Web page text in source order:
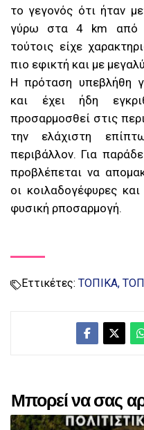
το γεγονός ότι ήταν
γύρω στα 4 km από
τούτοις είχε
πιο εφικτή και με
Η πρόταση υπεβλήθη
και έχει ήδη
προσαρμοσθεί στις
την ελάχιστη
περιβάλλον. Για
προβλέπεται να
οι κοιλαδογέφυρες
φυσική ρποσαρμογή.
Εττικέτες: ΤΟΠΙΚΑ
Μπορεί να σας
αναρτήσεις